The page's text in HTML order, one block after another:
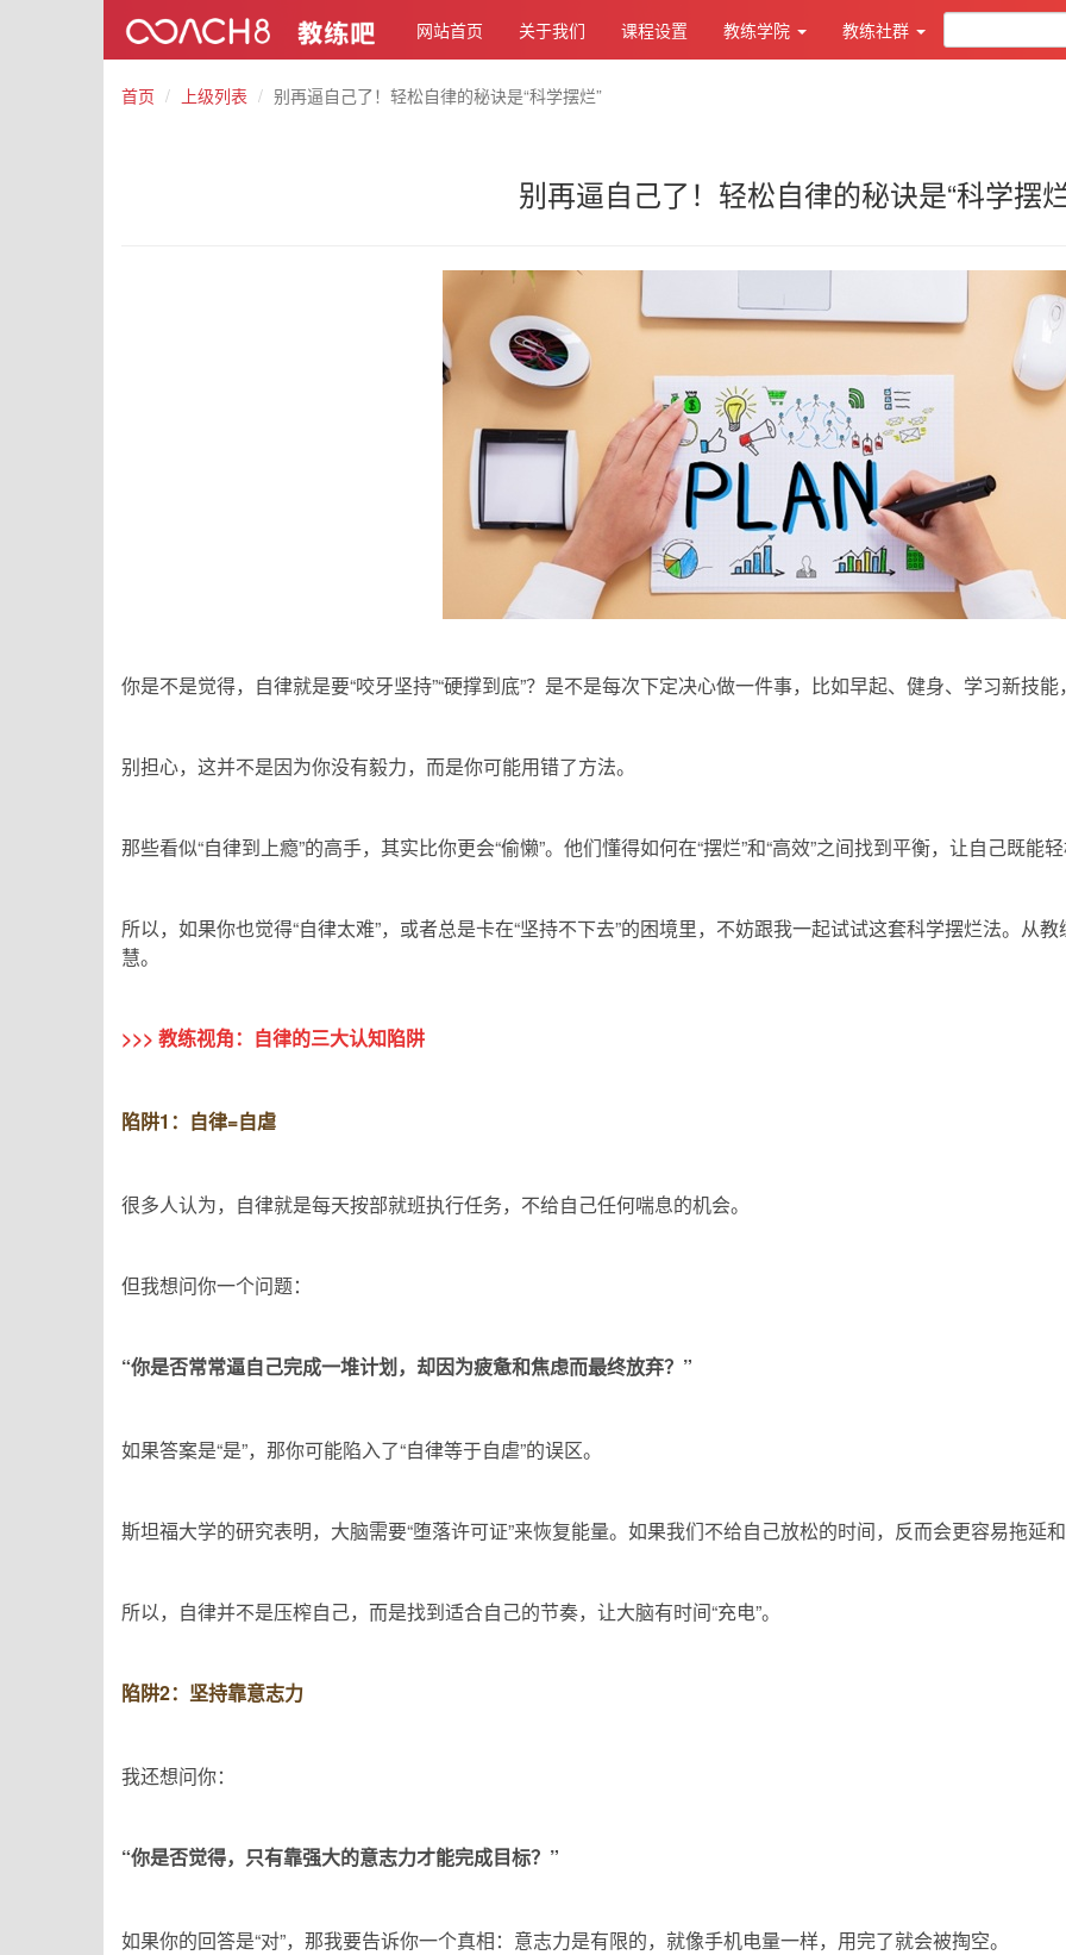
网站首页 关于我们 课程设置 教练学院 教练社群
首页 上级列表 别再逼自己了！轻松自律的秘诀是“科学摆烂”
别再逼自己了！轻松自律的秘诀是“科学摆
你是不是觉得，自律就是要“咬牙坚持”“硬撑到底”？是不是每次下定决心做一件事，比如早起、健身、学习新技
别担心，这并不是因为你没有毅力，而是你可能用错了方法。
那些看似“自律到上瘾”的高手，其实比你更会“偷懒”。他们懂得如何在“摆烂”和“高效”之间找到平衡，让自己既能
所以，如果你也觉得“自律太难”，或者总是卡在“坚持不下去”的困境里，不妨跟我一起试试这套科学摆烂法。从
慧。
>>> 教练视角：自律的三大认知陷阱
陷阱1：自律=自虐
很多人认为，自律就是每天按部就班执行任务，不给自己任何喘息的机会。
但我想问你一个问题：
“你是否常常逼自己完成一堆计划，却因为疲惫和焦虑而最终放弃？”
如果答案是“是”，那你可能陷入了“自律等于自虐”的误区。
斯坦福大学的研究表明，大脑需要“堕落许可证”来恢复能量。如果我们不给自己放松的时间，反而会更容易拖延
所以，自律并不是压榨自己，而是找到适合自己的节奏，让大脑有时间“充电”。
陷阱2：坚持靠意志力
我还想问你：
“你是否觉得，只有靠强大的意志力才能完成目标？”
如果你的回答是“对”，那我要告诉你一个真相：意志力是有限的，就像手机电量一样，用完了就会被掏空。